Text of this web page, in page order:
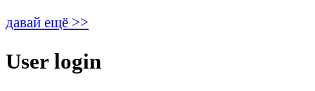
давай ещё >>
User login